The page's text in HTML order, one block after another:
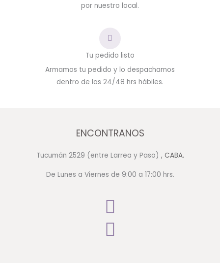
por nuestro local.
Tu pedido listo
Armamos tu pedido y lo despachamos
dentro de las 24/48 hrs hábiles.
ENCONTRANOS
Tucumán 2529 (entre Larrea y Paso) , CABA.
De Lunes a Viernes de 9:00 a 17:00 hrs.